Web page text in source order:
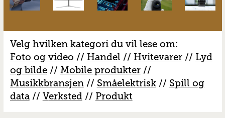
Velg hvilken kategori du vil lese om:
Foto og video // Handel // Hvitevarer// Lyd
og bilde// Mobile produkter//
Musikkbransjen// Småelektrisk// Spill og
data// Verksted// Produkt